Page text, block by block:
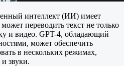
интеллект (ИИ) имеет
переводить текст не только
и видео. GPT-4, обладающий
может обеспечить
в нескольких режимах,
звуки.